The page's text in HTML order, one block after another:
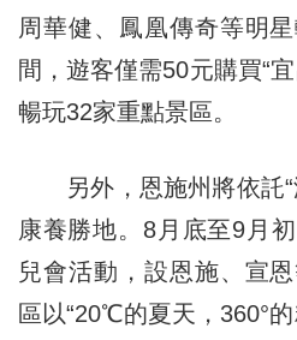
周華健、鳳凰傳奇等明
間，遊客僅需50元購買“
暢玩32家重點景區。
另外，恩施州將依託“
康養勝地。8月底至9月
兒會活動，設恩施、宣
區以“20℃的夏天，360°